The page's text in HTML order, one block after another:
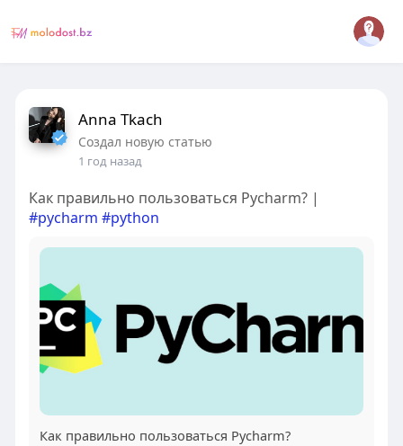
Anna Tkach
Создал новую статью
1 год назад
Как правильно пользоваться Pycharm? |
#pycharm #python
Как правильно пользоваться Pycharm?